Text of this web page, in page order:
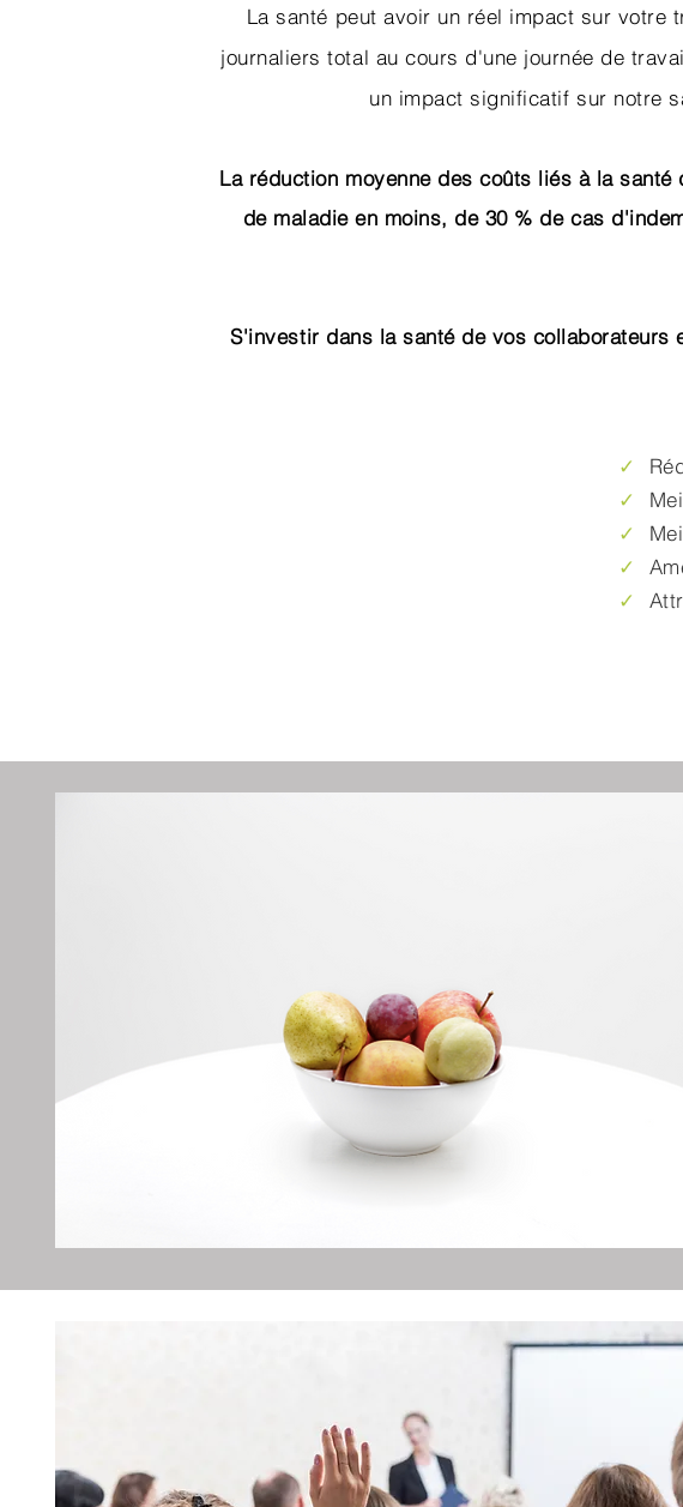
​La santé peut avoir un réel impact sur votre
journaliers total au cours d'une journée de
un impact significatif sur notre
La réduction moyenne des coûts liés à la
de maladie en moins, de 30 % de cas
S'investir dans la santé de vos
​✓
✓
​✓
✓
✓